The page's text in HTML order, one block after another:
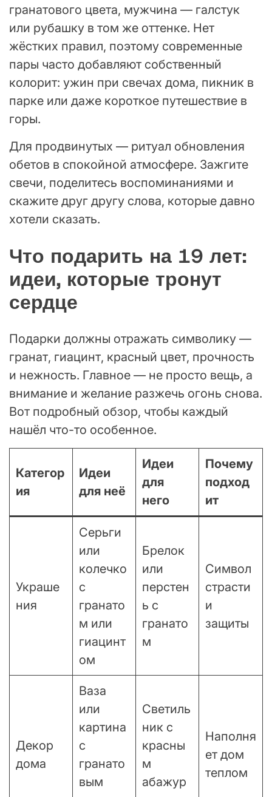
гранатового цвета, мужчина — галстук
или рубашку в том же оттенке. Нет
жёстких правил, поэтому современные
пары часто добавляют собственный
колорит: ужин при свечах дома, пикник в
парке или даже короткое путешествие в
горы.
Для продвинутых — ритуал обновления
обетов в спокойной атмосфере. Зажгите
свечи, поделитесь воспоминаниями и
скажите друг другу слова, которые давно
хотели сказать.
Что подарить на 19 лет:
идеи, которые тронут
сердце
Подарки должны отражать символику —
гранат, гиацинт, красный цвет, прочность
и нежность. Главное — не просто вещь, а
внимание и желание разжечь огонь снова.
Вот подробный обзор, чтобы каждый
нашёл что-то особенное.
Категор
ия
Идеи
для неё
Идеи
для
него
Почему
подход
ит
Украше
ния
Серьги
или
колечко
с
гранато
м или
гиацинт
ом
Брелок
или
перстен
ь с
гранато
м
Символ
страсти
и
защиты
Декор
дома
Ваза
или
картина
с
гранато
вым
Светиль
ник с
красны
м
абажур
Наполня
ет дом
теплом